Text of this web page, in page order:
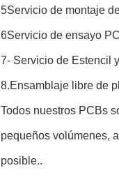
5Servicio de montaje
6Servicio de ensayo
7- Servicio de Estencil
8.Ensamblaje libre de
Todos nuestros PCBs
pequeños volúmenes,
posible..